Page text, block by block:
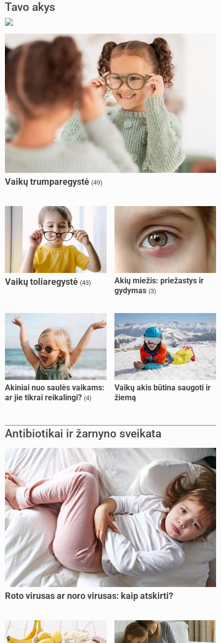
Tavo akys
Vaikų trumparegystė (49)
Vaikų toliaregystė (43)
Akių miežis: priežastys ir
gydymas (3)
Akiniai nuo saulės vaikams:
ar jie tikrai reikalingi? (4)
Vaikų akis būtina saugoti ir
žiemą
Antibiotikai ir žarnyno sveikata
Roto virusas ar noro virusas: kaip atskirti?